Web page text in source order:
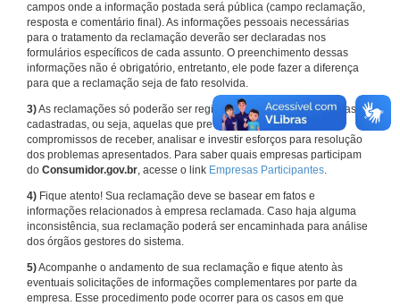
campos onde a informação postada será pública (campo reclamação,
resposta e comentário final). As informações pessoais necessárias
para o tratamento da reclamação deverão ser declaradas nos
formulários específicos de cada assunto. O preenchimento dessas
informações não é obrigatório, entretanto, ele pode fazer a diferença
para que a reclamação seja de fato resolvida.
3)As reclamações só poderão ser registradas em face de empresas
cadastradas, ou seja, aquelas que previamente assumiram
compromissos de receber, analisar e investir esforços para resolução
dos problemas apresentados. Para saber quais empresas participam
do Consumidor.gov.br, acesse o link Empresas Participantes.
4) Fique atento! Sua reclamação deve se basear em fatos e
informações relacionados à empresa reclamada. Caso haja alguma
inconsistência, sua reclamação poderá ser encaminhada para análise
dos órgãos gestores do sistema.
5)Acompanhe o andamento de sua reclamação e fique atento às
eventuais solicitações de informações complementares por parte da
empresa. Esse procedimento pode ocorrer para os casos em que